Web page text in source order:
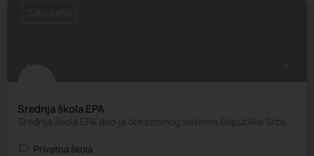
Srednja škola EPA
Srednja škola EPA deo je obrazovnog sistema Republike Srbije i radi po akreditovanim programima Ministarstva…
Privatna škola